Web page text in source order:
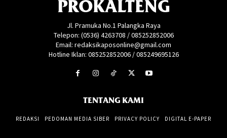
PROKALTENG
Jl. Pramuka No.1 Palangka Raya
Telepon: (0536) 4263708 / 085252852006
Email: redaksikaposonline@gmail.com
Hotline Iklan: 085252852006 / 085249695126
TENTANG KAMI
REDAKSI PEDOMAN MEDIA SIBER PRIVACY POLICY DIGITAL E-PAPER